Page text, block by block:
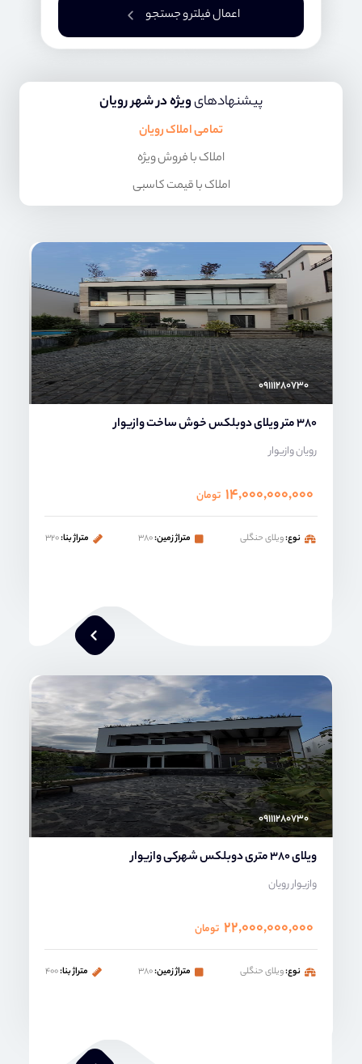
اعمال فیلتر و جستجو
پیشنهادهایویژه در شهر رویان
تمامی املاک رویان
املاک با فروش ویژه
املاک با قیمت کاسبی
محمد صنعتی
۰۹۱۱۱۲۸۰۷۳۰
380 متر ویلای دوبلکس خوش ساخت وازیوار
رویان وازیوار
۱۴,۰۰۰,۰۰۰,۰۰۰ تومان
نوع:ویلای حنگلی متراژ زمین:۳۸۰ متراژ بنا:۳۲۰
۰۹۱۱۱۲۸۰۷۳۰
ویلای 380 متری دوبلکس شهرکی وازیوار
وازیوار رویان
۲۲,۰۰۰,۰۰۰,۰۰۰ تومان
نوع:ویلای حنگلی متراژ زمین:۳۸۰ متراژ بنا:۴۰۰